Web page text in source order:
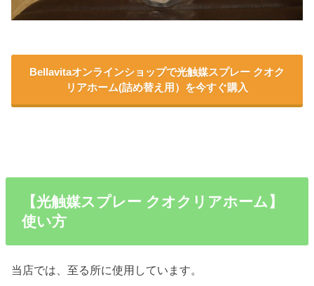
Bellavitaオンラインショップで光触媒スプレー クオク
リアホーム(詰め替え用）を今すぐ購入
【光触媒スプレー クオクリアホーム】
使い方
当店では、至る所に使用しています。